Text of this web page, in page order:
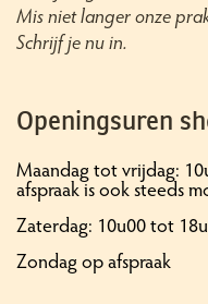
Mis niet langer onze
Schrijf je nu in.
Openingsuren
Maandag tot vrijdag:
afspraak is ook steeds
Zaterdag: 10u00 tot
Zondag op afspraak